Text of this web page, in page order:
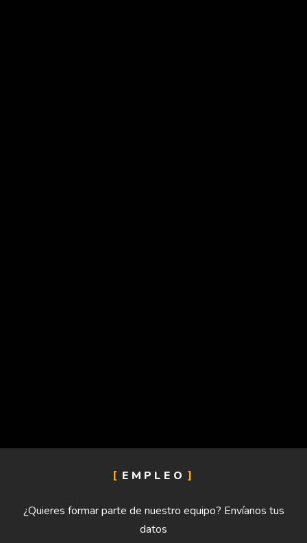
EMPLEO
¿Quieres formar parte de nuestro equipo? Envíanos tus
datos